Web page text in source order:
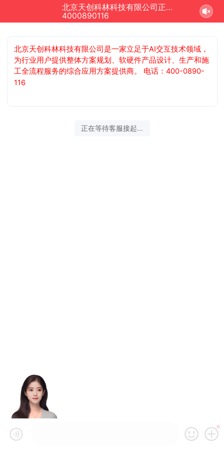
北京天创科林科技有限公司正在为您服务
4000890116
北京天创科林科技有限公司是一家立足于AI交互技术领域，
为行业用户提供整体方案规划、软硬件产品设计、生产和施
工全流程服务的综合应用方案提供商。 电话：400-0890-
116
正在等待客服接起...